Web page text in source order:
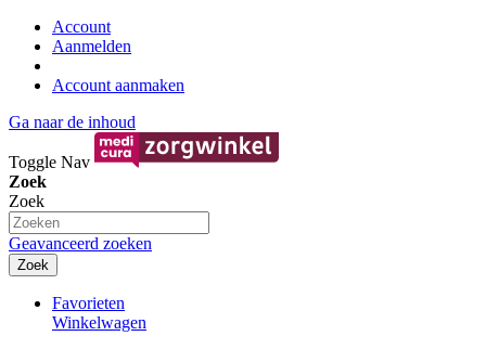
Account
Aanmelden
Account aanmaken
Ga naar de inhoud
Toggle Nav
Zoek
Zoek
Geavanceerd zoeken
Zoek
Favorieten
Winkelwagen